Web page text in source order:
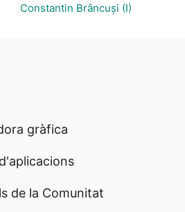
Constantin Brâncuși (I)
gràfica
de la Comunitat